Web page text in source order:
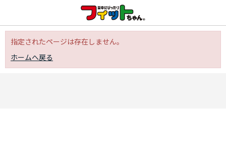
指定されたページは存在しません。
ホームへ戻る